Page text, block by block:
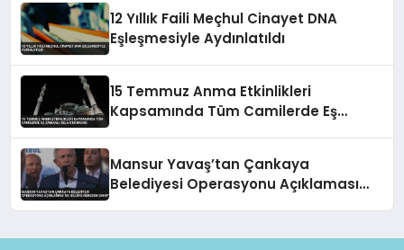
12 Yıllık Faili Meçhul Cinayet DNA
Eşleşmesiyle Aydınlatıldı
15 Temmuz Anma Etkinlikleri
Kapsamında Tüm Camilerde Eş
Mansur Yavaş’tan Çankaya
Belediyesi Operasyonu Açıklaması